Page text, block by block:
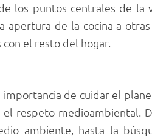
los puntos centrales de la
de la cocina a
el resto del hogar.
importancia de cuidar el
respeto medioambiental.
ambiente, hasta la